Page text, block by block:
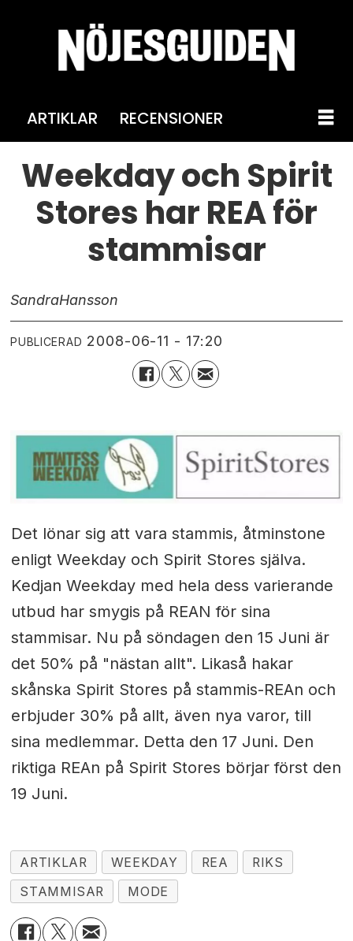
ARTIKLAR RECENSIONER
Weekday och Spirit
Stores har REA för
stammisar
SandraHansson
PUBLICERAD 2008-06-11 - 17:20
Det lönar sig att vara stammis, åtminstone
enligt Weekday och Spirit Stores själva.
Kedjan Weekday med hela dess varierande
utbud har smygis på REAN för sina
stammisar. Nu på söndagen den 15 Juni är
det 50% på "nästan allt". Likaså hakar
skånska Spirit Stores på stammis-REAn och
erbjuder 30% på allt, även nya varor, till
sina medlemmar. Detta den 17 Juni. Den
riktiga REAn på Spirit Stores börjar först den
19 Juni.
ARTIKLAR WEEKDAY REA
RIKS
STAMMISAR
MODE